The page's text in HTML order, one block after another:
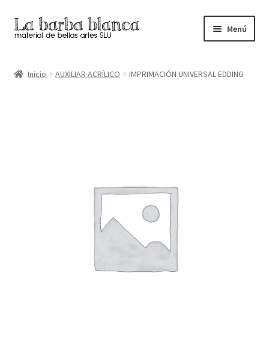
Ir
a
navegación
Ir
al
Menú
Inicio AUXILIAR ACRÍLICO IMPRIMACIÓN UNIVERSAL EDDING